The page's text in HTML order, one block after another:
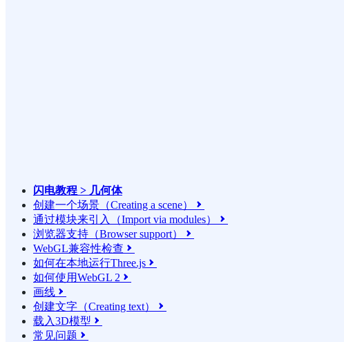
闪电教程 > 几何体
创建一个场景（Creating a scene）

通过模块来引入（Import via modules） 
浏览器支持（Browser support） 
WebGL兼容性检查 
如何在本地运行Three.js 
如何使用WebGL 2 
画线 
创建文字（Creating text） 
载入3D模型 
常见问题 